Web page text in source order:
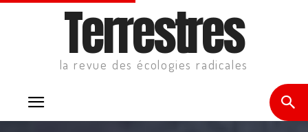
Terrestres
la revue des écologies radicales